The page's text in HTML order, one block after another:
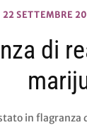
22 SETTEMBRE
di
in flagranza